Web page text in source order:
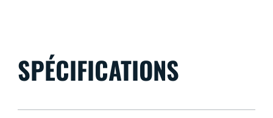
SPÉCIFICATIONS